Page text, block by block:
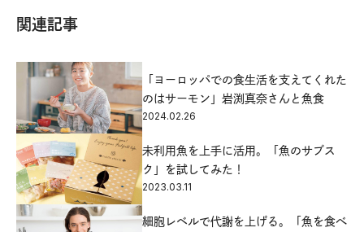
関連記事
「ヨーロッパでの食生活を支えてくれた
のはサーモン」岩渕真奈さんと魚食
2024.02.26
未利用魚を上手に活用。「魚のサブス
ク」を試してみた！
2023.03.11
細胞レベルで代謝を上げる。「魚を食べ